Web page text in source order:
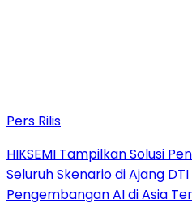
Pers Rilis
HIKSEMI Tampilkan Solusi
Seluruh Skenario di Ajang
Pengembangan AI di Asia